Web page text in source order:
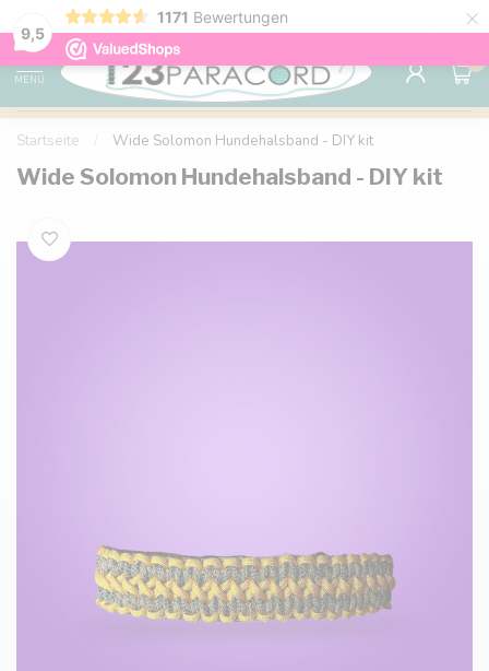
9,5
1171 Bewertungen ×
Sparen Sie mit Ihrem Konto und sichern Sie sich
Rabatte.
MENU
0
Startseite Wide Solomon Hundehalsband - DIY kit
Wide Solomon Hundehalsband - DIY kit